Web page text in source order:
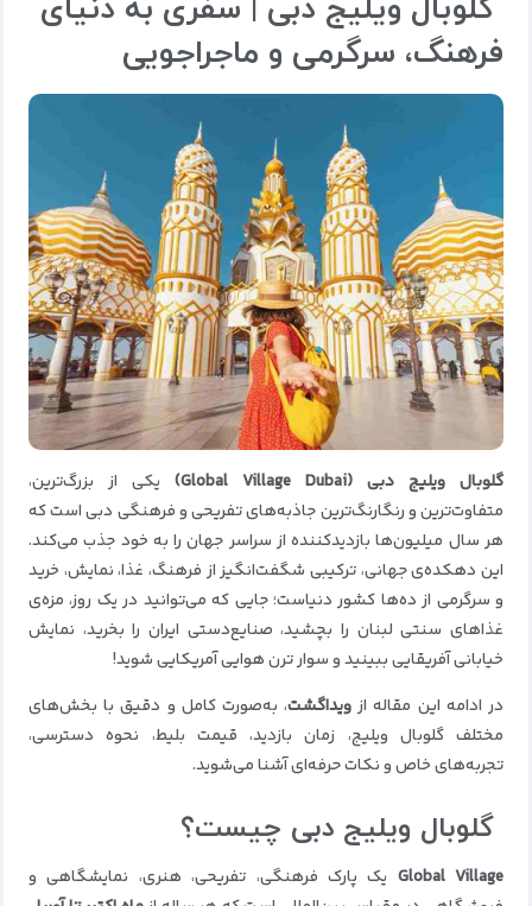
گلوبال ویلیج دبی | سفری به دنیای
فرهنگ‌، سرگرمی و ماجراجویی
گلوبال ویلیج دبی (Global Village Dubai)
یکی از بزرگ‌ترین،
متفاوت‌ترین و رنگارنگ‌ترین جاذبه‌های تفریحی و فرهنگی دبی است که
هر سال میلیون‌ها بازدیدکننده از سراسر جهان را به خود جذب می‌کند.
این دهکده‌ی جهانی، ترکیبی شگفت‌انگیز از فرهنگ، غذا، نمایش، خرید
و سرگرمی از ده‌ها کشور دنیاست؛ جایی که می‌توانید در یک روز، مزه‌ی
غذاهای سنتی لبنان را بچشید، صنایع‌دستی ایران را بخرید، نمایش
خیابانی آفریقایی ببینید و سوار ترن هوایی آمریکایی شوید!
در ادامه این مقاله از ویداگشت، به‌صورت کامل و دقیق با بخش‌های
مختلف گلوبال ویلیج، زمان بازدید، قیمت بلیط، نحوه دسترسی،
تجربه‌های خاص و نکات حرفه‌ای آشنا می‌شوید.
گلوبال ویلیج دبی چیست؟
Global Village یک پارک فرهنگی، تفریحی، هنری، نمایشگاهی و